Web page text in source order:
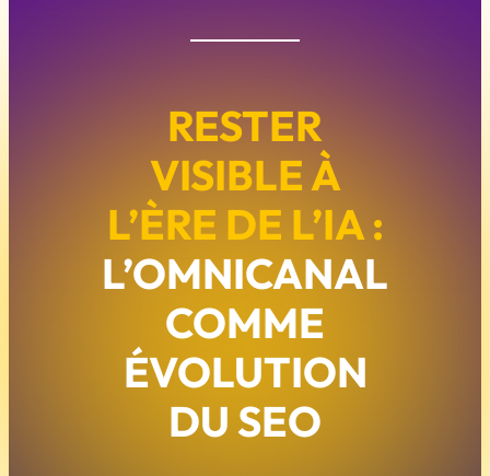
RESTER
VISIBLE À
L’ÈRE DE L’IA :
L’OMNICANAL
COMME
ÉVOLUTION
DU SEO